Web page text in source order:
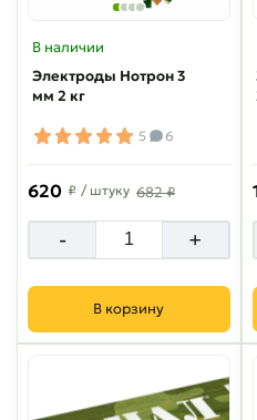
В наличии
Электроды Нотрон 3
мм 2 кг
5 6
620 ₽ / штуку 682 ₽
- +
В корзину